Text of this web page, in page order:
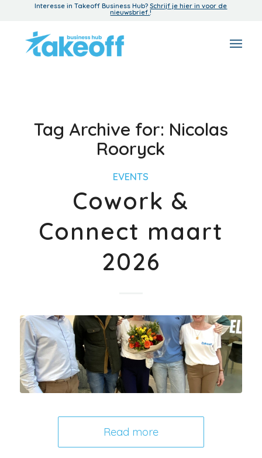
Interesse in Takeoff Business Hub?Schrijf je hier in voor de
nieuwsbrief.!
Tag Archive for: Nicolas
Rooryck
EVENTS
Cowork &
Connect maart
2026
Read more